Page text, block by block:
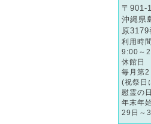
〒901-
沖縄県
原
利用時間
9:00～
休館日
毎月第2
(祝祭日
慰霊の日
年末年
29日～